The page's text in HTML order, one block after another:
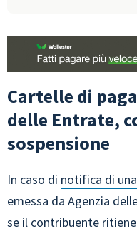
Cartelle di
delle Entrate,
sospensione
In caso di notifica di
emessa da Agenzia
se il contribuente